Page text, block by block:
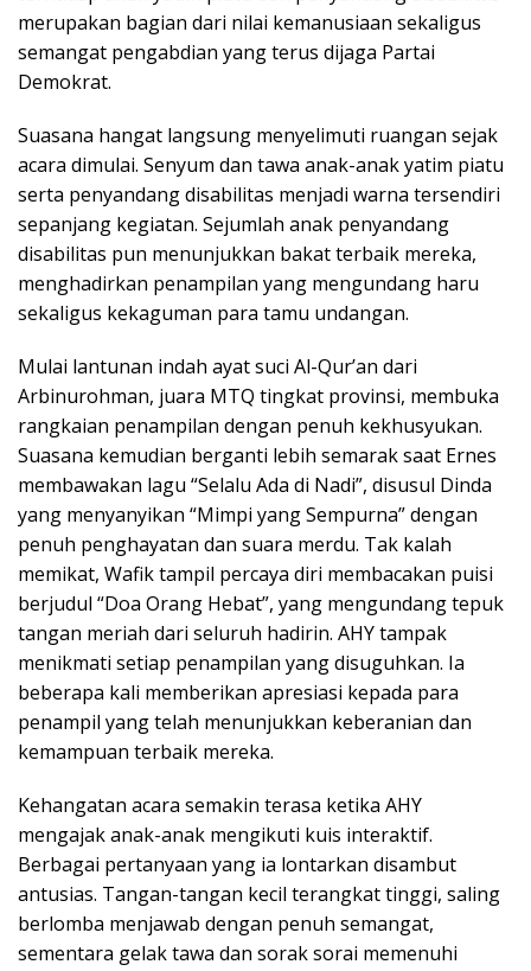
merupakan bagian dari nilai kemanusiaan sekaligus
semangat pengabdian yang terus dijaga Partai
Demokrat.
Suasana hangat langsung menyelimuti ruangan sejak
acara dimulai. Senyum dan tawa anak-anak yatim piatu
serta penyandang disabilitas menjadi warna tersendiri
sepanjang kegiatan. Sejumlah anak penyandang
disabilitas pun menunjukkan bakat terbaik mereka,
menghadirkan penampilan yang mengundang haru
sekaligus kekaguman para tamu undangan.
Mulai lantunan indah ayat suci Al-Qur’an dari
Arbinurohman, juara MTQ tingkat provinsi, membuka
rangkaian penampilan dengan penuh kekhusyukan.
Suasana kemudian berganti lebih semarak saat Ernes
membawakan lagu “Selalu Ada di Nadi”, disusul Dinda
yang menyanyikan “Mimpi yang Sempurna” dengan
penuh penghayatan dan suara merdu. Tak kalah
memikat, Wafik tampil percaya diri membacakan puisi
berjudul “Doa Orang Hebat”, yang mengundang tepuk
tangan meriah dari seluruh hadirin. AHY tampak
menikmati setiap penampilan yang disuguhkan. Ia
beberapa kali memberikan apresiasi kepada para
penampil yang telah menunjukkan keberanian dan
kemampuan terbaik mereka.
Kehangatan acara semakin terasa ketika AHY
mengajak anak-anak mengikuti kuis interaktif.
Berbagai pertanyaan yang ia lontarkan disambut
antusias. Tangan-tangan kecil terangkat tinggi, saling
berlomba menjawab dengan penuh semangat,
sementara gelak tawa dan sorak sorai memenuhi